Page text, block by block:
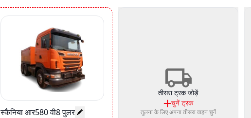
स्कैनिया आर580 वी8 पुलर
तीसरा ट्रक जोड़ें
चुनें ट्रक
तुलना के लिए अपना तीसरा वाहन चुनें